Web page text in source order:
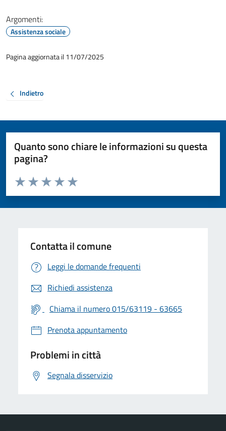
Argomenti:
Assistenza sociale
Pagina aggiornata il 11/07/2025
Indietro
Quanto sono chiare le informazioni su questa
pagina?
Valuta da 1 a 5 stelle la pagina
Valuta 5 stelle su 5
Valuta 4 stelle su 5
Valuta 3 stelle su 5
Valuta 2 stelle su 5
Valuta 1 stelle su 5
Contatta il comune
Leggi le domande frequenti
Richiedi assistenza
Chiama il numero 015/63119 - 63665
Prenota appuntamento
Problemi in città
Segnala disservizio